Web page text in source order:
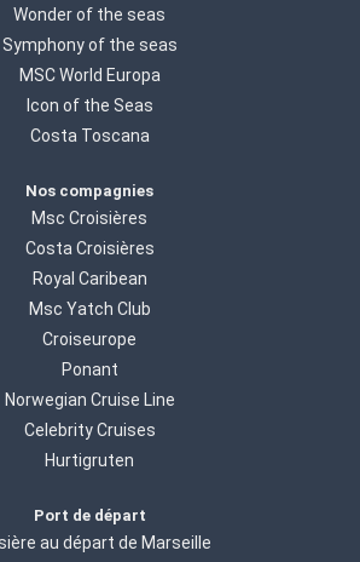
Wonder of the seas
Symphony of the seas
MSC World Europa
Icon of the Seas
Costa Toscana
Nos compagnies
Msc Croisières
Costa Croisières
Royal Caribean
Msc Yatch Club
Croiseurope
Ponant
Norwegian Cruise Line
Celebrity Cruises
Hurtigruten
Port de départ
au départ de Marseille